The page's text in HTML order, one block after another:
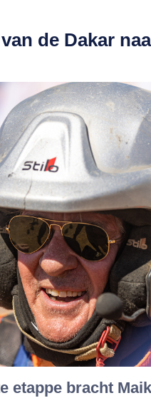
de Dakar
etappe bracht